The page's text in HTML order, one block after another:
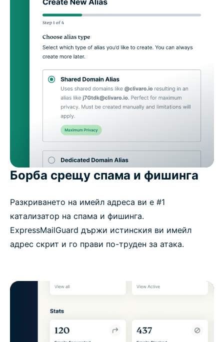
Борба срещу спама и фишинга
Разкриването на имейл адреса ви е #1
катализатор на спама и фишинга.
ExpressMailGuard държи истинския ви имейл
адрес скрит и го прави по-труден за атака.